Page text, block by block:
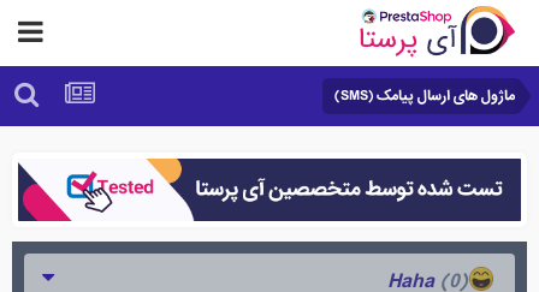
ماژول های ارسال پیامک (SMS)
Haha
(0)